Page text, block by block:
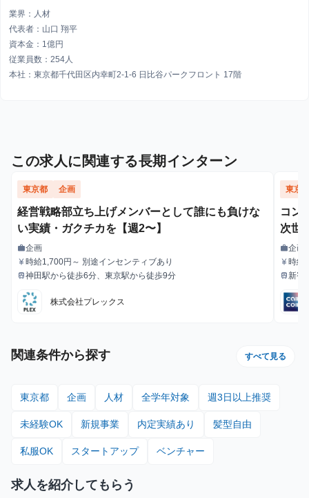
業界：人材
代表者：山口 翔平
資本金：1億円
従業員数：254人
本社：東京都千代田区内幸町2-1-6 日比谷パークフロント 17階
この求人に関連する長期インターン
東京都 企画
経営戦略部立ち上げメンバーとして誰にも負けな
い実績・ガクチカを【週2〜】
職種
work企画
給与
currency_yen時給1,700円～ 別途インセンティブあり
最寄駅
train神田駅から徒歩6分、東京駅から徒歩9分
株式会社プレックス
東京
コン
次世
職種
work企画
給与
currency_yen時給
最寄駅
train 新宿
関連条件から探す すべて見る
東京都 企画 人材 全学年対象 週3日以上推奨
未経験OK 新規事業 内定実績あり 髪型自由
私服OK スタートアップ ベンチャー
求人を紹介してもらう